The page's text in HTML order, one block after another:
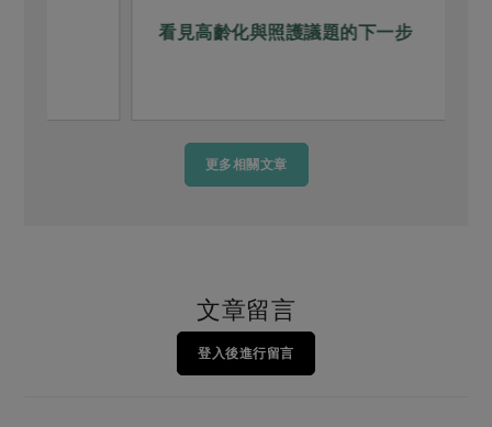
看見高齡化與照護議題的下一步
更多相關文章
文章留言
登入後進行留言